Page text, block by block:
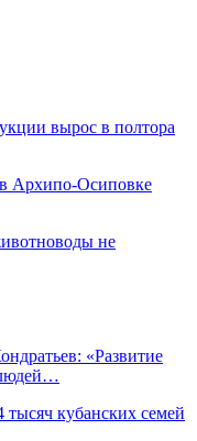
вырос в полтора
Архипо-Осиповке
не
«Развитие
кубанских семей